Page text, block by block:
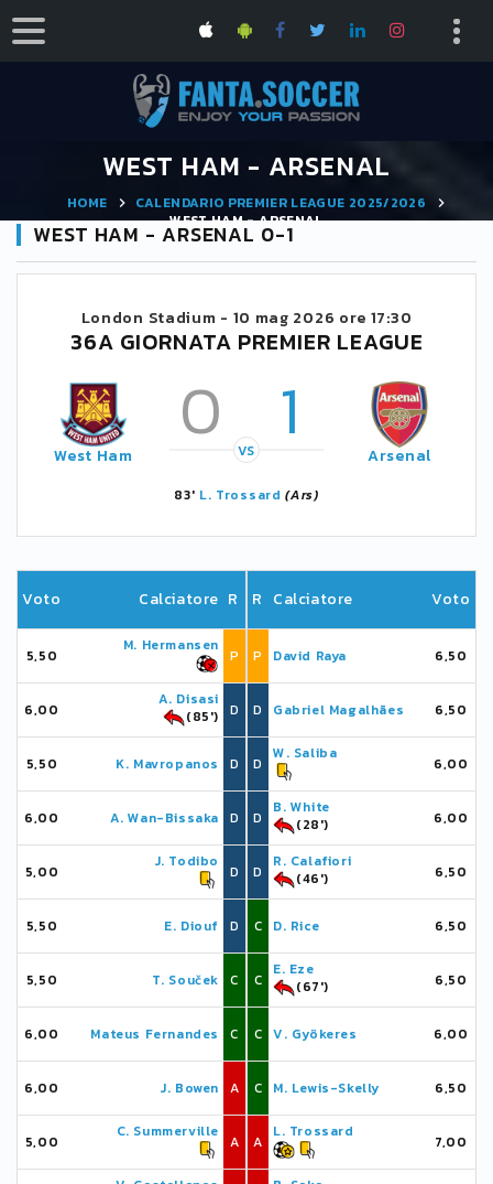
WEST HAM - ARSENAL
HOME
CALENDARIO PREMIER LEAGUE 2025/2026
WEST HAM - ARSENAL
WEST HAM - ARSENAL 0-1
London Stadium - 10 mag 2026 ore 17:30
36A GIORNATA PREMIER LEAGUE
West Ham 0 1
VS Arsenal
83' L. Trossard (Ars)
Voto Calciatore R
5,50
M. Hermansen
P
6,00
A. Disasi
(85')
D
5,50 K. Mavropanos D
6,00 A. Wan-Bissaka D
5,00
J. Todibo
D
5,50 E. Diouf D
5,50 T. Souček C
6,00 Mateus Fernandes C
6,00 J. Bowen A
5,00
C. Summerville
A
R Calciatore Voto
P David Raya 6,50
D Gabriel Magalhães 6,50
D
W. Saliba
6,00
D
B. White
(28')
6,00
D
R. Calafiori
(46')
6,50
C D. Rice 6,50
C
E. Eze
(67')
6,50
C V. Gyökeres 6,00
C M. Lewis-Skelly 6,50
A
L. Trossard
7,00